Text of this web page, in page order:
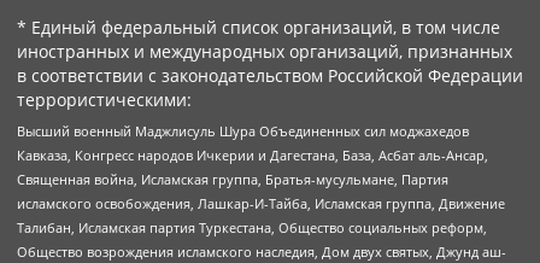
* Единый федеральный список организаций, в том числе
иностранных и международных организаций, признанных
в соответствии с законодательством Российской Федерации
террористическими:
Высший военный Маджлисуль Шура Объединенных сил моджахедов
Кавказа, Конгресс народов Ичкерии и Дагестана, База, Асбат аль-Ансар,
Священная война, Исламская группа, Братья-мусульмане, Партия
исламского освобождения, Лашкар-И-Тайба, Исламская группа, Движение
Талибан, Исламская партия Туркестана, Общество социальных реформ,
Общество возрождения исламского наследия, Дом двух святых, Джунд аш-